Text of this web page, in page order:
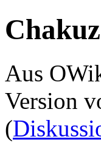
Aus
Version
(